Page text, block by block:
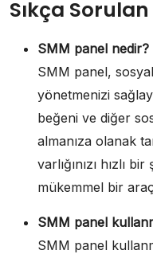
Sıkça
SMM panel nedir?
SMM panel, sosyal
yönetmenizi
beğeni ve diğer
almanıza olanak
varlığınızı hızlı
mükemmel bir
SMM panel
SMM panel